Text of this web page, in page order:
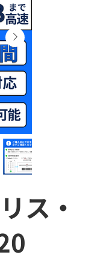
ス・